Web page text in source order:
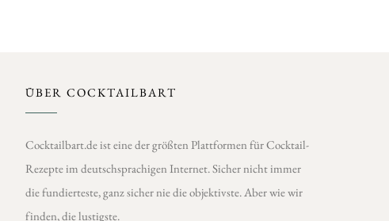
ÜBER COCKTAILBART
Cocktailbart.de ist eine der größten Plattformen für Cocktail-
Rezepte im deutschsprachigen Internet. Sicher nicht immer
die fundierteste, ganz sicher nie die objektivste. Aber wie wir
finden, die lustigste.